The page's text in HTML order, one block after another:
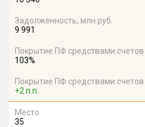
Задолженность, млн руб.
9 991
Покрытие ПФ средствами счетов
103%
Покрытие ПФ средствами счетов
+2 п.п.
Место
35